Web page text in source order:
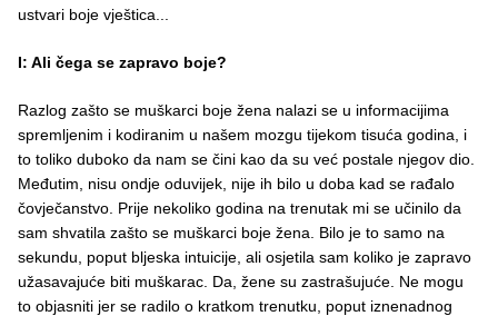
ustvari boje vještica...
I: Ali čega se zapravo boje?
Razlog zašto se muškarci boje žena nalazi se u informacijima
spremljenim i kodiranim u našem mozgu tijekom tisuća godina, i
to toliko duboko da nam se čini kao da su već postale njegov dio.
Međutim, nisu ondje oduvijek, nije ih bilo u doba kad se rađalo
čovječanstvo. Prije nekoliko godina na trenutak mi se učinilo da
sam shvatila zašto se muškarci boje žena. Bilo je to samo na
sekundu, poput bljeska intuicije, ali osjetila sam koliko je zapravo
užasavajuće biti muškarac. Da, žene su zastrašujuće. Ne mogu
to objasniti jer se radilo o kratkom trenutku, poput iznenadnog